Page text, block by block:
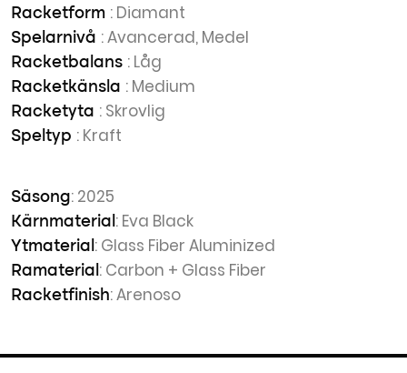
Racketform : Diamant
Spelarnivå : Avancerad, Medel
Racketbalans : Låg
Racketkänsla : Medium
Racketyta : Skrovlig
Speltyp : Kraft
Säsong: 2025
Kärnmaterial : Eva Black
Ytmaterial : Glass Fiber Aluminized
Ramaterial : Carbon + Glass Fiber
Racketfinish: Arenoso